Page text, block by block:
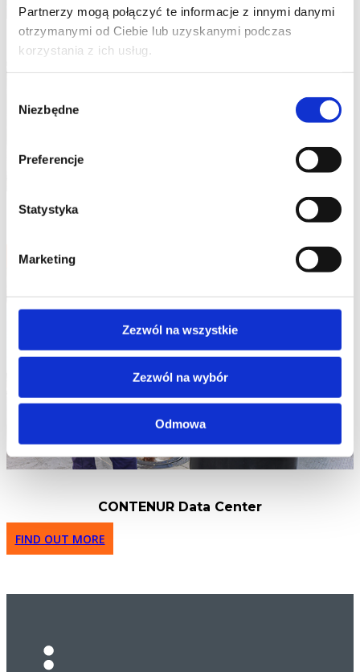
Partnerzy mogą połączyć te informacje z innymi danymi
otrzymanymi od Ciebie lub uzyskanymi podczas
korzystania z ich usług.
zgody
Niezbędne
Preferencje
Statystyka
Marketing
Zezwól na wszystkie
Zezwól na wybór
Odmowa
FIND OUT MORE
CONTENUR Data Center
FIND OUT MORE